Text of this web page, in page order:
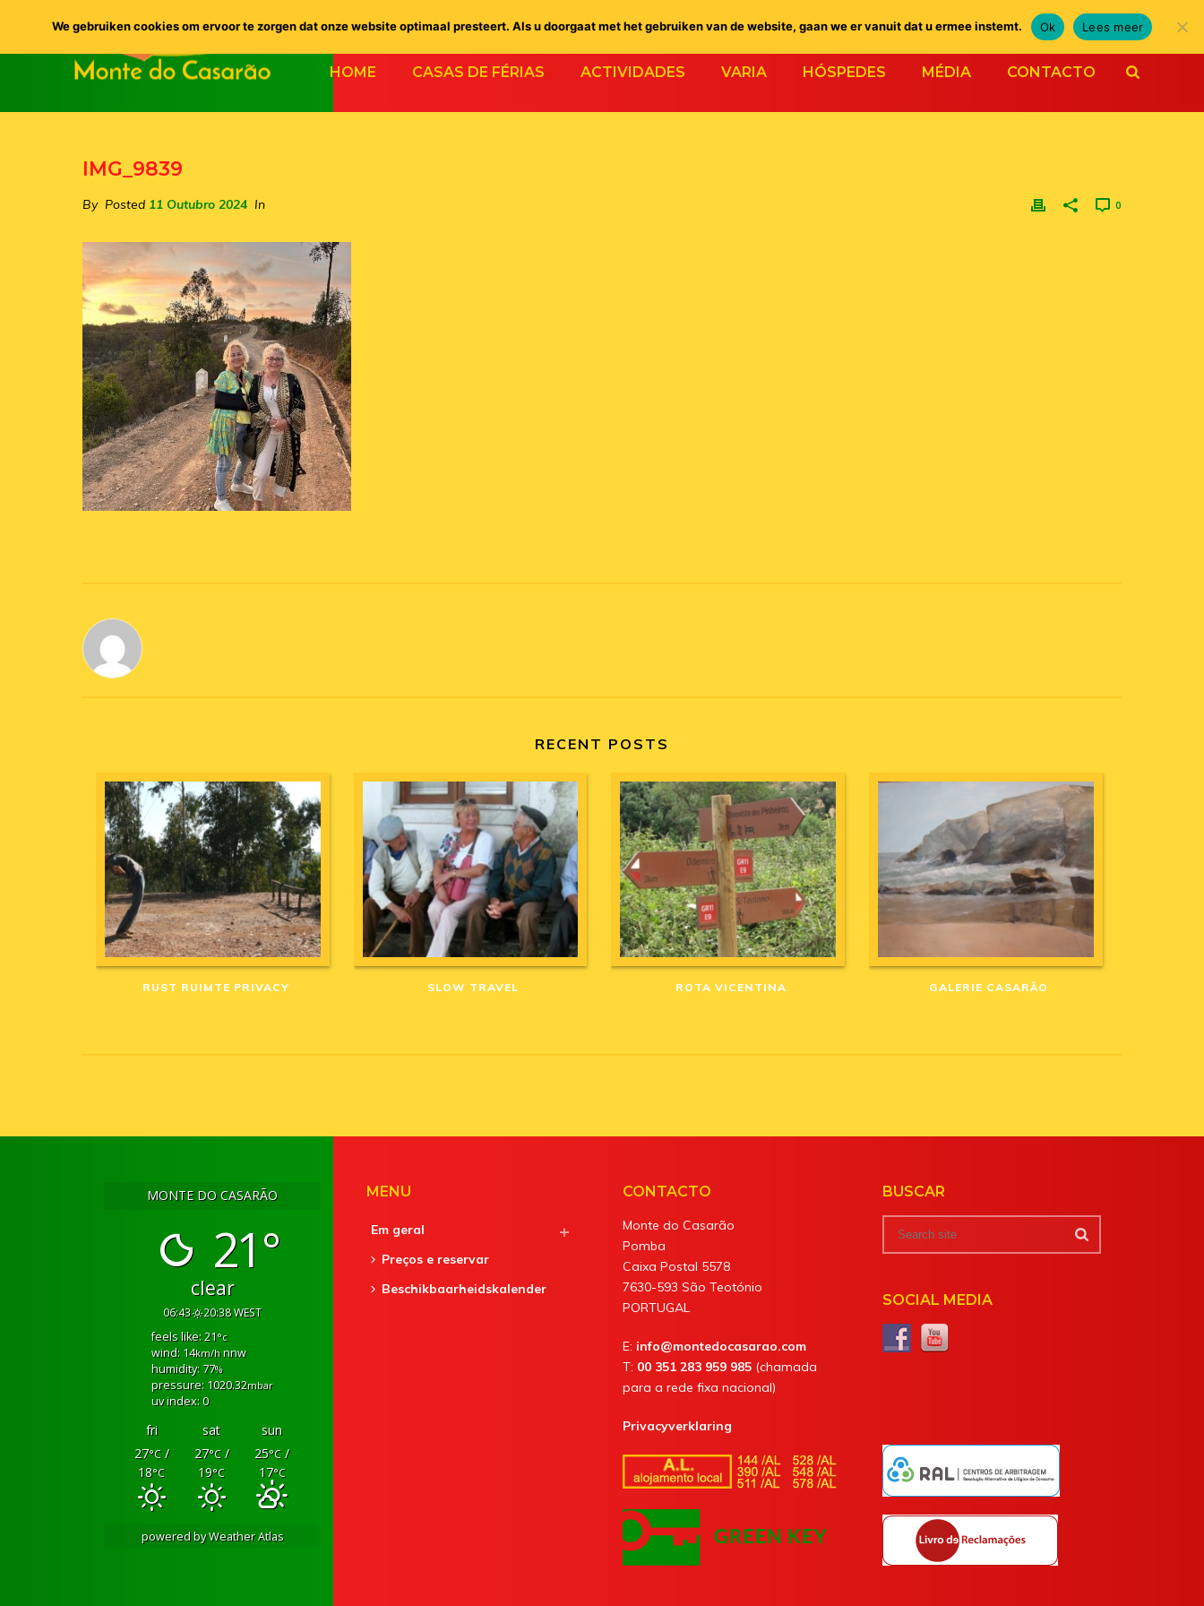
HOME CASAS DE FÉRIAS ACTIVIDADES VARIA HÓSPEDES MÉDIA CONTACTO
IMG_9839
By Posted 11 Outubro 2024 In 0
RECENT POSTS
RUST RUIMTE PRIVACY SLOW TRAVEL ROTA VICENTINA GALERIE CASARÃO
MONTE DO CASARÃO
21°
clear
06:43 20:38 WEST
feels like: 21°c
wind: 14km/h nnw
humidity: 77%
pressure: 1020.32mbar
uv index: 0
fri sat
sun
27°C/
18°C
27°C/
19°C
25°C /
17°C
powered byWeather Atlas
MENU
Em geral
Preços e reservar
Beschikbaarheidskalender
CONTACTO
Monte do Casarão
Pomba
Caixa Postal 5578
7630-593 São Teotónio
PORTUGAL
E: info@montedocasarao.com
T: 00 351 283 959 985 (chamada
para a rede fixa nacional)
Privacyverklaring
BUSCAR
SOCIAL MEDIA
We gebruiken cookies om ervoor te zorgen dat onze website optimaal presteert. Als u doorgaat met het gebruiken van de website, gaan we er vanuit dat u ermee instemt. Ok Lees meer